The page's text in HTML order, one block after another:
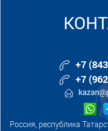
+7
+7
Россия, республика